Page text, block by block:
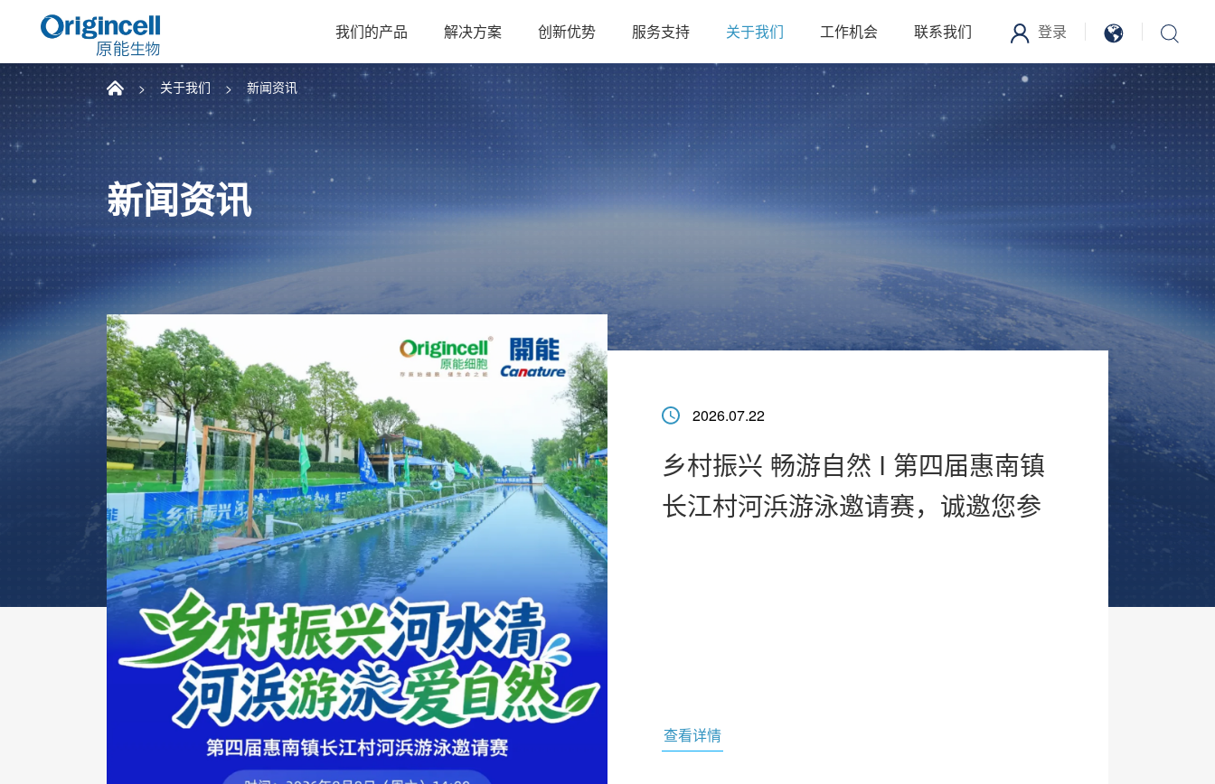
我们的产品 解决方案 创新优势 服务支持 关于我们 工作机会 联系我们 登录
关于我们 新闻资讯
新闻资讯
2022.01.12
【喜讯】原能生物获“浦东新区企业
博士后科研工作站”授牌
经上海市博管办和浦东新区人社局批准，上海原能细胞生物低
温设备有限公司（以下简称“原能生物”）正式获得“浦东新区博
士后企业科研工作站”授牌。继原能生物获批专家工作站后，
其在自主科技创新及人才队伍建设方面的硬实力进一步增强。
查看详情
2026.07.22
乡村振兴 畅游自然 I 第四届惠南镇
长江村河浜游泳邀请赛，诚邀您参
查看详情
原
智